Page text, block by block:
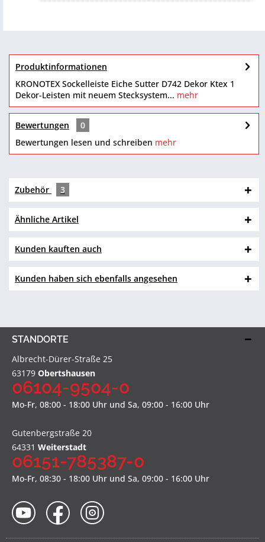
Produktinformationen
KRONOTEX Sockelleiste Eiche Sutter D742 Dekor Ktex 1
Dekor-Leisten mit neuem Stecksystem... mehr
Bewertungen
0
Bewertungen lesen und schreiben mehr
Zubehör 3
Ähnliche Artikel
Kunden kauften auch
Kunden haben sich ebenfalls angesehen
STANDORTE
Albrecht-Dürer-Straße 25
63179 Obertshausen
06104-9504-0
Mo-Fr, 08:00 - 18:00 Uhr und Sa, 09:00 - 16:00 Uhr
Gutenbergstraße 20
64331 Weiterstadt
06151-785387-0
Mo-Fr, 08:30 - 18:00 Uhr und Sa, 09:00 - 16:00 Uhr